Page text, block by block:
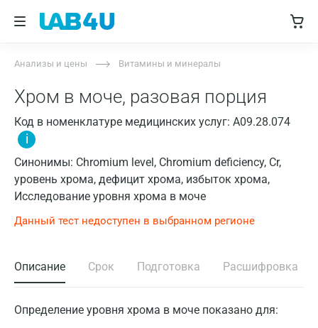
Анализы и цены Витамины и минералы
Хром в моче, разовая порция
Код в номенклатуре медицинских услуг: A09.28.074
i
Синонимы: Chromium level, Chromium deficiency, Cr,
уровень хрома, дефицит хрома, избыток хрома,
Исследование уровня хрома в моче
Данный тест недоступен в выбранном регионе
Описание Срок Подготовка Расшифровка
Определение уровня хрома в моче показано для: